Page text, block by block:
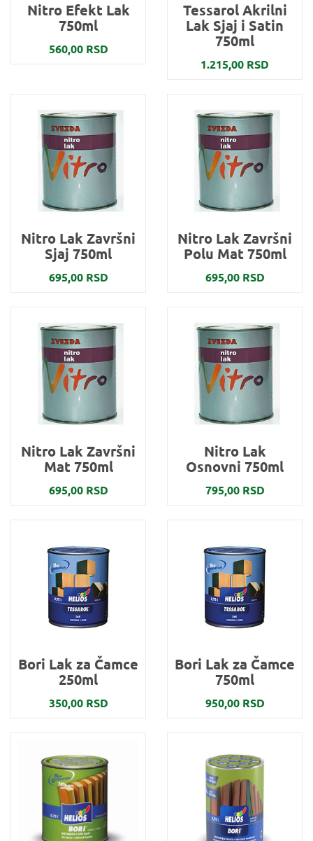
Nitro Efekt Lak
750ml
560,00 RSD
Tessarol Akrilni
Lak Sjaj i Satin
750ml
1.215,00 RSD
Nitro Lak Završni
Sjaj 750ml
695,00 RSD
Nitro Lak Završni
Polu Mat 750ml
695,00 RSD
Nitro Lak Završni
Mat 750ml
695,00 RSD
Nitro Lak
Osnovni 750ml
795,00 RSD
Bori Lak za Čamce
250ml
350,00 RSD
Bori Lak za Čamce
750ml
950,00 RSD